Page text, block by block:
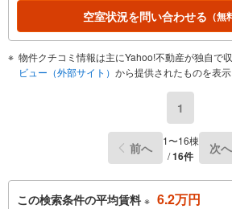
空室状況を問い合わせる （無
物件クチコミ情報は主にYahoo!不動産が独自で
ビュー（外部サイト） から提供されたものを表示
1
前へ
1〜16棟
/16件 次へ
この検索条件の平均賃料 ※ 6.2万円